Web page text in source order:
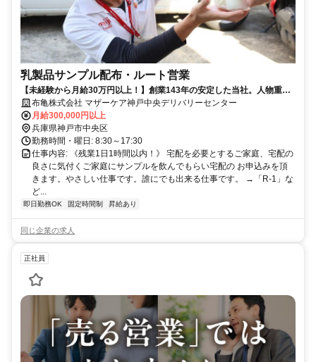
乳製品サンプル配布・ルート営業
【未経験から月給30万円以上！】創業143年の安定した当社。人物重
視・年齢学歴不問です！
布亀株式会社 マザーケア神戸中央デリバリーセンター
月給300,000円以上
兵庫県神戸市中央区
勤務時間・曜日: 8:30～17:30
仕事内容: 《残業1日1時間以内！》 宅配を必要とするご家庭、宅配の
良さに気付くご家庭にサンプルを飲んでもらい宅配の お申込みを頂
きます。やさしい仕事です。誰にでも出来る仕事です。 →「R-1」な
ど...
即日勤務OK 固定時間制 昇給あり
同じ企業の求人
正社員